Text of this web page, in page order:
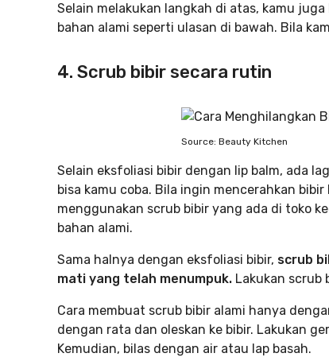
Selain melakukan langkah di atas, kamu
bahan alami seperti ulasan di bawah. Bila
4. Scrub bibir secara rutin
Source: Beauty Kitchen
Selain eksfoliasi bibir dengan lip balm, ada
bisa kamu coba. Bila ingin mencerahkan
menggunakan scrub bibir yang ada di toko
bahan alami.
Sama halnya dengan eksfoliasi bibir, scrub
mati yang telah menumpuk. Lakukan scrub
Cara membuat scrub bibir alami hanya
dengan rata dan oleskan ke bibir. Lakukan
Kemudian, bilas dengan air atau lap basah.